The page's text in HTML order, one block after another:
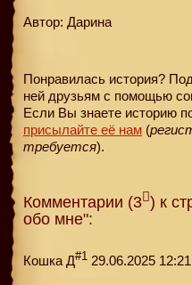
Автор: Дарина
Понравилась история?
ней друзьям с помощью
Если Вы знаете историю
присылайте её нам (
требуется).
Комментарии (3 ) к
обо мне":
Кошка Д#1 29.06.2025 12:21